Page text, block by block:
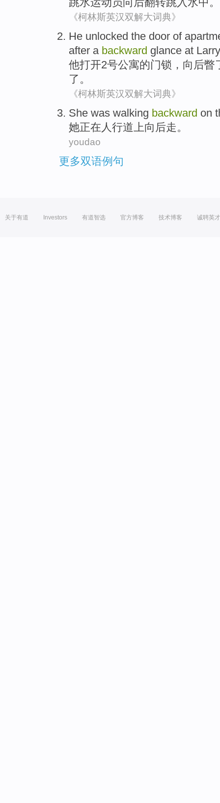
《柯林斯英汉双解大词典》
He unlocked the door of
after a backward glance at Larry
他打开2号公寓的门锁， 向后瞥
了。
《柯林斯英汉双解大词典》
She was walking backward on
她正在 人行道 上向后走。
youdao
更多双语例句
关于有道 Investors 有道智选 官方博客 技术博客 诚聘英才